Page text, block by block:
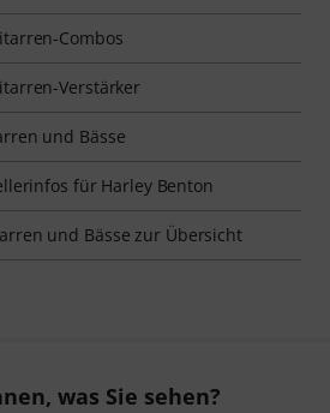
Combos
Verstärker
und Bässe
für Harley Benton
und Bässe zur Übersicht
was Sie sehen?